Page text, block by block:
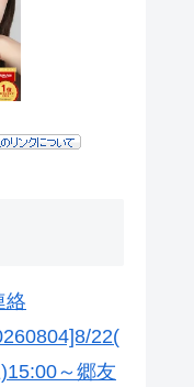
絡
22(
～郷友